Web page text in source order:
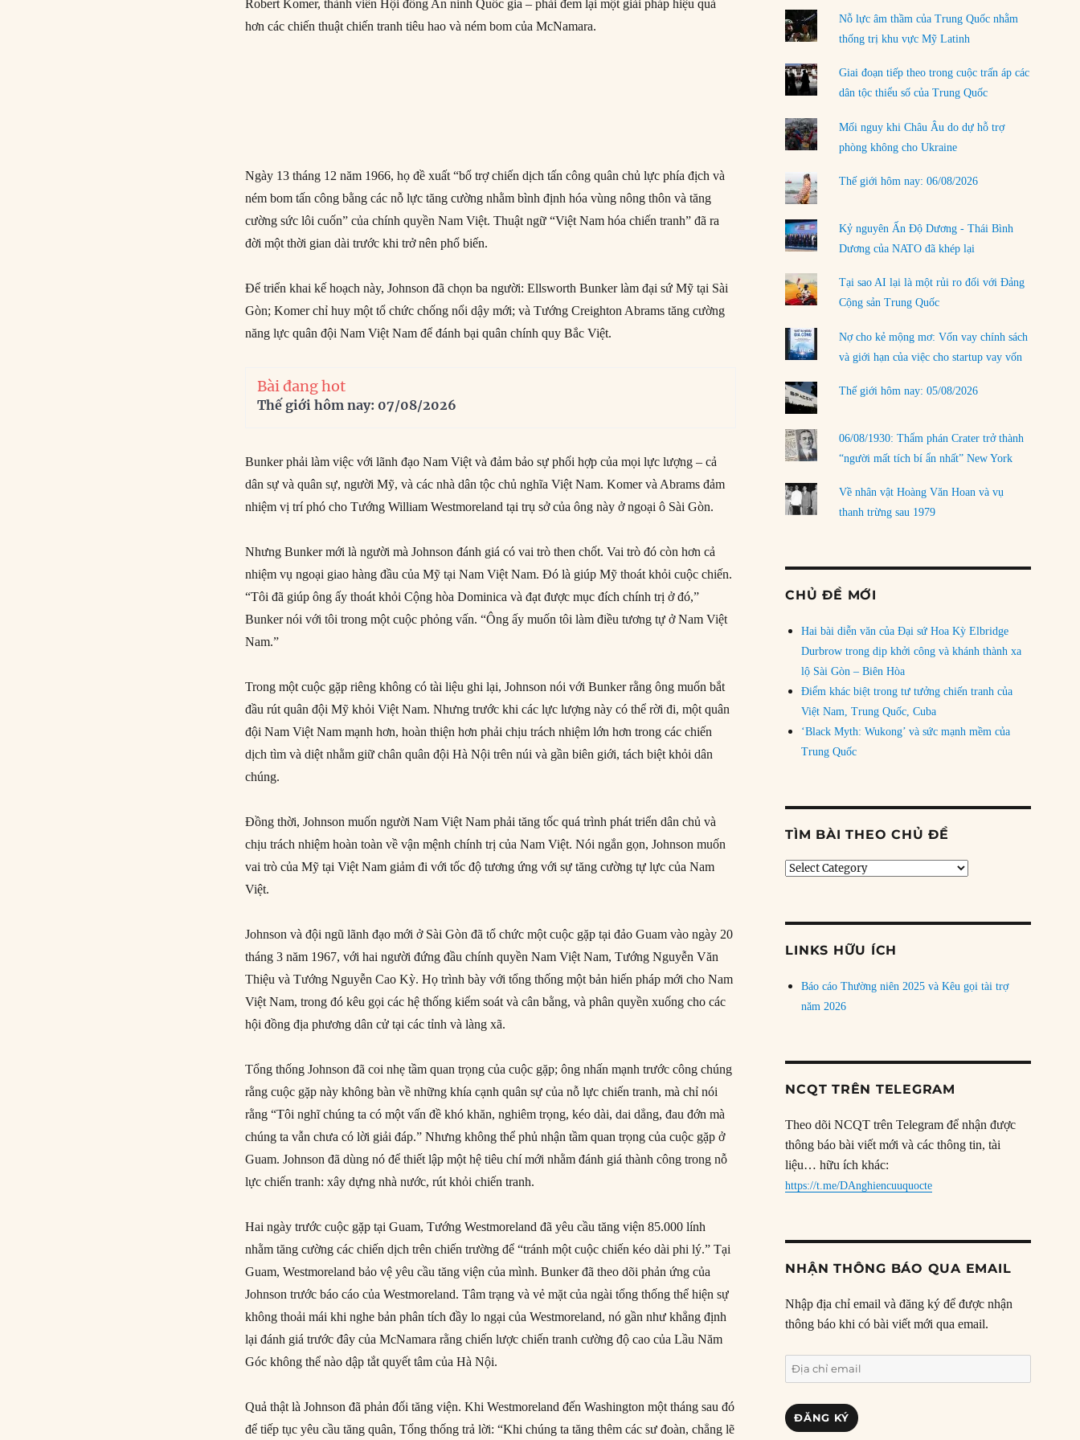
Robert Komer, thành viên Hội đồng An ninh Quốc gia – phải đem lại một giải pháp hiệu quả
hơn các chiến thuật chiến tranh tiêu hao và ném bom của McNamara.
Ngày 13 tháng 12 năm 1966, họ đề xuất “bổ trợ chiến dịch tấn công quân chủ lực phía địch và
ném bom tấn công bằng các nỗ lực tăng cường nhằm bình định hóa vùng nông thôn và tăng
cường sức lôi cuốn” của chính quyền Nam Việt. Thuật ngữ “Việt Nam hóa chiến tranh” đã ra
đời một thời gian dài trước khi trở nên phổ biến.
Để triển khai kế hoạch này, Johnson đã chọn ba người: Ellsworth Bunker làm đại sứ Mỹ tại Sài
Gòn; Komer chỉ huy một tổ chức chống nổi dậy mới; và Tướng Creighton Abrams tăng cường
năng lực quân đội Nam Việt Nam để đánh bại quân chính quy Bắc Việt.
Bài đang hot
Thế giới hôm nay: 07/08/2026
Bunker phải làm việc với lãnh đạo Nam Việt và đảm bảo sự phối hợp của mọi lực lượng – cả
dân sự và quân sự, người Mỹ, và các nhà dân tộc chủ nghĩa Việt Nam. Komer và Abrams đảm
nhiệm vị trí phó cho Tướng William Westmoreland tại trụ sở của ông này ở ngoại ô Sài Gòn.
Nhưng Bunker mới là người mà Johnson đánh giá có vai trò then chốt. Vai trò đó còn hơn cả
nhiệm vụ ngoại giao hàng đầu của Mỹ tại Nam Việt Nam. Đó là giúp Mỹ thoát khỏi cuộc chiến.
“Tôi đã giúp ông ấy thoát khỏi Cộng hòa Dominica và đạt được mục đích chính trị ở đó,”
Bunker nói với tôi trong một cuộc phỏng vấn. “Ông ấy muốn tôi làm điều tương tự ở Nam Việt
Nam.”
Trong một cuộc gặp riêng không có tài liệu ghi lại, Johnson nói với Bunker rằng ông muốn bắt
đầu rút quân đội Mỹ khỏi Việt Nam. Nhưng trước khi các lực lượng này có thể rời đi, một quân
đội Nam Việt Nam mạnh hơn, hoàn thiện hơn phải chịu trách nhiệm lớn hơn trong các chiến
dịch tìm và diệt nhằm giữ chân quân đội Hà Nội trên núi và gần biên giới, tách biệt khỏi dân
chúng.
Đồng thời, Johnson muốn người Nam Việt Nam phải tăng tốc quá trình phát triển dân chủ và
chịu trách nhiệm hoàn toàn về vận mệnh chính trị của Nam Việt. Nói ngắn gọn, Johnson muốn
vai trò của Mỹ tại Việt Nam giảm đi với tốc độ tương ứng với sự tăng cường tự lực của Nam
Việt.
Johnson và đội ngũ lãnh đạo mới ở Sài Gòn đã tổ chức một cuộc gặp tại đảo Guam vào ngày 20
tháng 3 năm 1967, với hai người đứng đầu chính quyền Nam Việt Nam, Tướng Nguyễn Văn
Thiệu và Tướng Nguyễn Cao Kỳ. Họ trình bày với tổng thống một bản hiến pháp mới cho Nam
Việt Nam, trong đó kêu gọi các hệ thống kiểm soát và cân bằng, và phân quyền xuống cho các
hội đồng địa phương dân cử tại các tỉnh và làng xã.
Tổng thống Johnson đã coi nhẹ tầm quan trọng của cuộc gặp; ông nhấn mạnh trước công chúng
rằng cuộc gặp này không bàn về những khía cạnh quân sự của nỗ lực chiến tranh, mà chỉ nói
rằng “Tôi nghĩ chúng ta có một vấn đề khó khăn, nghiêm trọng, kéo dài, dai dẳng, đau đớn mà
chúng ta vẫn chưa có lời giải đáp.” Nhưng không thể phủ nhận tầm quan trọng của cuộc gặp ở
Guam. Johnson đã dùng nó để thiết lập một hệ tiêu chí mới nhằm đánh giá thành công trong nỗ
lực chiến tranh: xây dựng nhà nước, rút khỏi chiến tranh.
Hai ngày trước cuộc gặp tại Guam, Tướng Westmoreland đã yêu cầu tăng viện 85.000 lính
nhằm tăng cường các chiến dịch trên chiến trường để “tránh một cuộc chiến kéo dài phi lý.” Tại
Guam, Westmoreland bảo vệ yêu cầu tăng viện của mình. Bunker đã theo dõi phản ứng của
Johnson trước báo cáo của Westmoreland. Tâm trạng và vẻ mặt của ngài tổng thống thể hiện sự
không thoải mái khi nghe bản phân tích đầy lo ngại của Westmoreland, nó gần như khẳng định
lại đánh giá trước đây của McNamara rằng chiến lược chiến tranh cường độ cao của Lầu Năm
Góc không thể nào dập tắt quyết tâm của Hà Nội.
Quả thật là Johnson đã phản đối tăng viện. Khi Westmoreland đến Washington một tháng sau đó
để tiếp tục yêu cầu tăng quân, Tổng thống trả lời: “Khi chúng ta tăng thêm các sư đoàn, chẳng lẽ
Đặt cược vào thất bại: Các quỹ đầu tư mạo
hiểm quốc gia và khía cạnh chính trị của vốn
02/08/2026
Làm thế nào để kết thúc Chiến tranh Iran?
01/08/2026
Chiến lược kế tiếp của Bắc Kinh ở Biển Đông
31/07/2026
Trật tự thế giới mới: Các nước nhỏ sẽ luôn
phải chịu đựng?
30/07/2026
Nỗ lực âm thầm của Trung Quốc nhằm
thống trị khu vực Mỹ Latinh
Giai đoạn tiếp theo trong cuộc trấn áp các
dân tộc thiểu số của Trung Quốc
Mối nguy khi Châu Âu do dự hỗ trợ
phòng không cho Ukraine
Thế giới hôm nay: 06/08/2026
Kỷ nguyên Ấn Độ Dương - Thái Bình
Dương của NATO đã khép lại
Tại sao AI lại là một rủi ro đối với Đảng
Cộng sản Trung Quốc
Nợ cho kẻ mộng mơ: Vốn vay chính sách
và giới hạn của việc cho startup vay vốn
Thế giới hôm nay: 05/08/2026
06/08/1930: Thẩm phán Crater trở thành
“người mất tích bí ẩn nhất” New York
Về nhân vật Hoàng Văn Hoan và vụ
thanh trừng sau 1979
CHỦ ĐỀ MỚI
Hai bài diễn văn của Đại sứ Hoa Kỳ Elbridge
Durbrow trong dịp khởi công và khánh thành xa
lộ Sài Gòn – Biên Hòa
Điểm khác biệt trong tư tưởng chiến tranh của
Việt Nam, Trung Quốc, Cuba
‘Black Myth: Wukong’ và sức mạnh mềm của
Trung Quốc
TÌM BÀI THEO CHỦ ĐỀ
Tìm
LINKS HỮU ÍCH
Báo cáo Thường niên 2025 và Kêu gọi tài trợ
năm 2026
NCQT TRÊN TELEGRAM
Theo dõi NCQT trên Telegram để nhận được
thông báo bài viết mới và các thông tin, tài
liệu… hữu ích khác:
https://t.me/DAnghiencuuquocte
NHẬN THÔNG BÁO QUA EMAIL
Nhập địa chỉ email và đăng ký để được nhận
thông báo khi có bài viết mới qua email.
Địa
chỉ
email
ĐĂNG KÝ